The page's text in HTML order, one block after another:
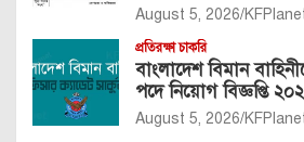
August 5, 2026
প্রতিরক্ষা চাকরি
বাংলাদেশ বিমান
পদে নিয়োগ বিজ্ঞপ্তি
August 5, 2026